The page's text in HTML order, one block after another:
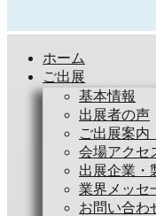
ホーム
ご出展
基本情報
出展者の声
ご出展案内
会場アクセ
出展企業・
業界メッセ
お問い合わ